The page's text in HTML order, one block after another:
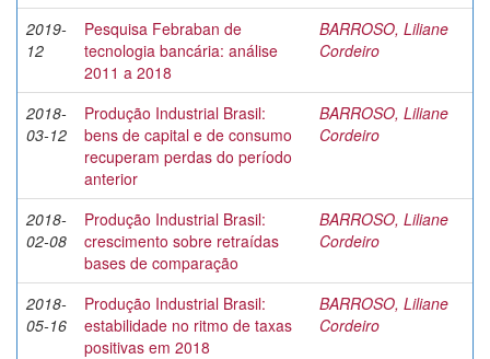
2019-
12
Pesquisa Febraban de
tecnologia bancária: análise
2011 a 2018
BARROSO, Liliane
Cordeiro
2018-
03-12
Produção Industrial Brasil:
bens de capital e de consumo
recuperam perdas do período
anterior
BARROSO, Liliane
Cordeiro
2018-
02-08
Produção Industrial Brasil:
crescimento sobre retraídas
bases de comparação
BARROSO, Liliane
Cordeiro
2018-
05-16
Produção Industrial Brasil:
estabilidade no ritmo de taxas
positivas em 2018
BARROSO, Liliane
Cordeiro